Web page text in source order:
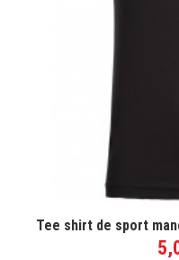
Tee shirt de sport